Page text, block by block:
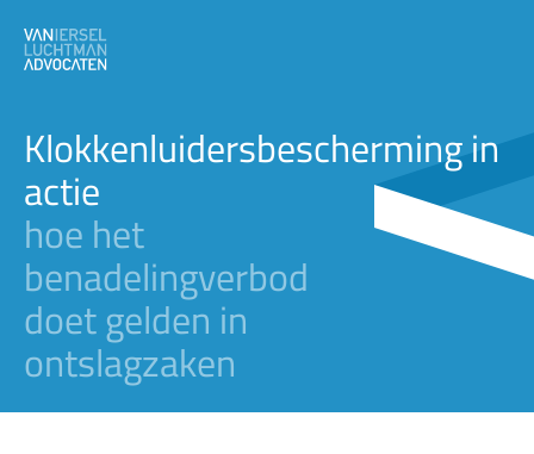
Klokkenluidersbescherming in
actie
hoe het
benadelingverbod
doet gelden in
ontslagzaken